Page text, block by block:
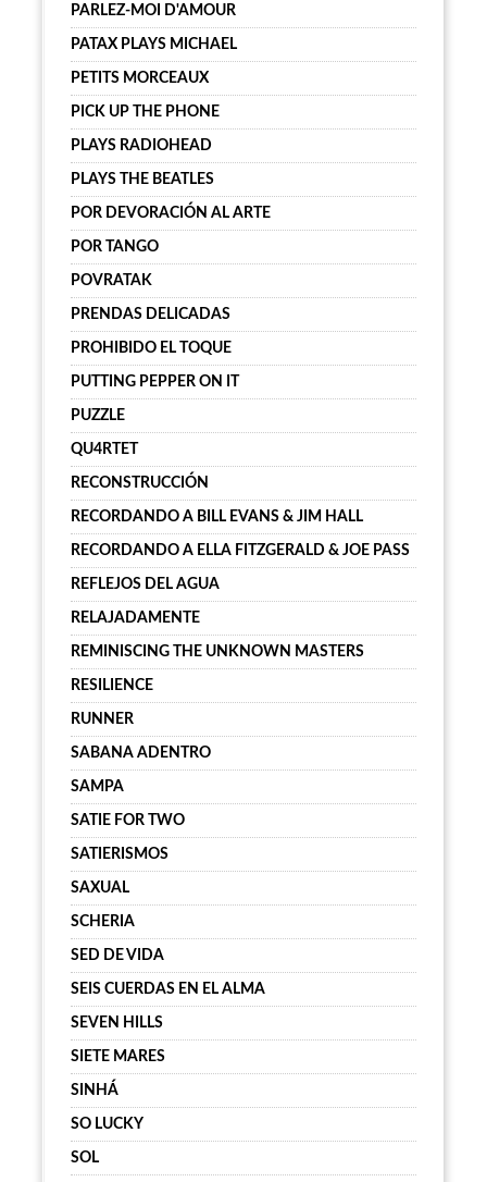
PARLEZ-MOI D'AMOUR
PATAX PLAYS MICHAEL
PETITS MORCEAUX
PICK UP THE PHONE
PLAYS RADIOHEAD
PLAYS THE BEATLES
POR DEVORACIÓN AL ARTE
POR TANGO
POVRATAK
PRENDAS DELICADAS
PROHIBIDO EL TOQUE
PUTTING PEPPER ON IT
PUZZLE
QU4RTET
RECONSTRUCCIÓN
RECORDANDO A BILL EVANS & JIM HALL
RECORDANDO A ELLA FITZGERALD & JOE PASS
REFLEJOS DEL AGUA
RELAJADAMENTE
REMINISCING THE UNKNOWN MASTERS
RESILIENCE
RUNNER
SABANA ADENTRO
SAMPA
SATIE FOR TWO
SATIERISMOS
SAXUAL
SCHERIA
SED DE VIDA
SEIS CUERDAS EN EL ALMA
SEVEN HILLS
SIETE MARES
SINHÁ
SO LUCKY
SOL